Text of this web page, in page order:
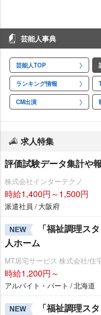
芸能人事典
芸能人TOP
ランキング情報
CM出演
求人特集
評価試験データ集計や
株式会社インターテクノ
時給1,400円～1,500円
派遣社員 / 大阪府
NEW
「福祉調理ス
人ホーム
MT居宅サービス 株式会社/住
時給1,200円～
アルバイト・パート / 北海道
NEW
「福祉調理ス